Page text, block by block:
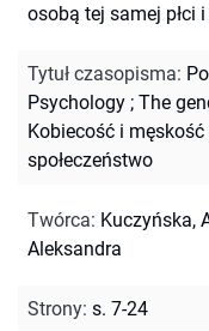
osobą tej samej płci
Tytuł czasopisma:
Psychology ; The
Kobiecość i
społeczeństwo
Twórca: Kuczyńska,
Aleksandra
Strony: s. 7-24